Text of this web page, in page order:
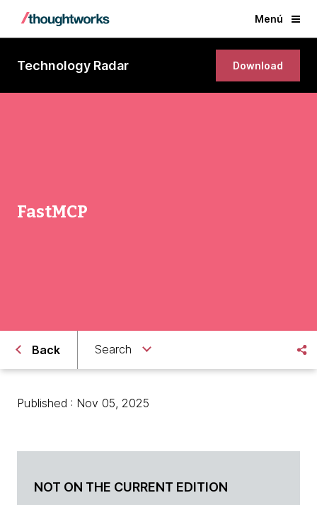
Menú
Technology Radar Download
FastMCP
Back Search
Published : Nov 05, 2025
NOT ON THE CURRENT EDITION